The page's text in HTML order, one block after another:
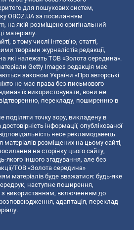
для пошукових систем,
OBOZ.UA за посиланням
, на якій розміщено оригінальний
матеріалу.
в тому числі інтерв’ю, статті,
творами журналістів редакції,
які належать ТОВ «Золота середина».
Getty Images редакція має
законом України «Про авторські
не має права без письмового
їх використовувати, вони не
перекладу, поширенню в
поділяти точку зору, викладену в
інформації, опублікованої
несе рекламодавець.
розміщених на цьому сайті,
на сторінку цього сайту,
якого іншого згадування, але без
ТОВ «Золота середина»
матеріалів буде вважатися: будь-яке
наступне поширення,
з використанням, включенням до
адаптація, переклад